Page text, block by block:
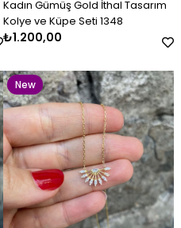
Kadın Gümüş Çift Renkli
Kazaziye Küpe
₺500,00
Kadın Gümüş Gold İthal
Tasarım Kolye 5938
₺550,00
Kadın Gümüş Baget Bileklik
₺2.800,00
Kadın Gümüş Gold İthal Tasarım
Kolye ve Küpe Seti 1348
₺1.200,00
New
Item